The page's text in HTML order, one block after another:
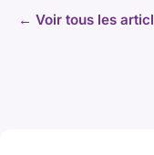
← Voir tous les